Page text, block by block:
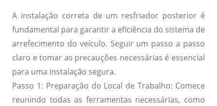
A instalação correta de um resfriador posterior é
fundamental para garantir a eficiência do sistema de
arrefecimento do veículo. Seguir um passo a passo
claro e tomar as precauções necessárias é essencial
para uma instalação segura.
Passo 1: Preparação do Local de Trabalho: Comece
reunindo todas as ferramentas necessárias, como